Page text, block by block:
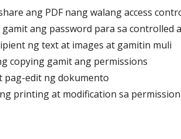
ang PDF nang walang access
ang password para sa controlled
ng text at images at gamitin muli
copying gamit ang permissions
pag-edit ng dokumento
printing at modification sa